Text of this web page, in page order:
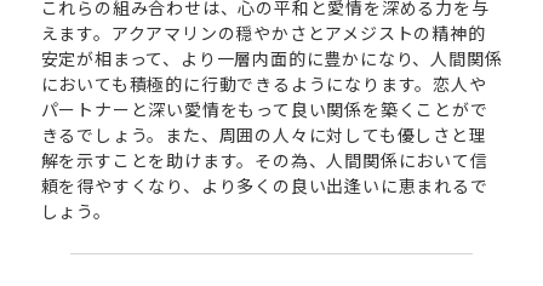
これらの組み合わせは、心の平和と愛情を深める力を与
えます。アクアマリンの穏やかさとアメジストの精神的
安定が相まって、より一層内面的に豊かになり、人間関係
においても積極的に行動できるようになります。恋人や
パートナーと深い愛情をもって良い関係を築くことがで
きるでしょう。また、周囲の人々に対しても優しさと理
解を示すことを助けます。その為、人間関係において信
頼を得やすくなり、より多くの良い出逢いに恵まれるで
しょう。